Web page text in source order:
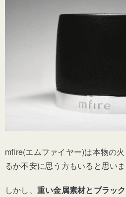
mfire(エムファイヤー)は本物の
るか不安に思う方もいると思いま
しかし、 重い金属素材とブラッ